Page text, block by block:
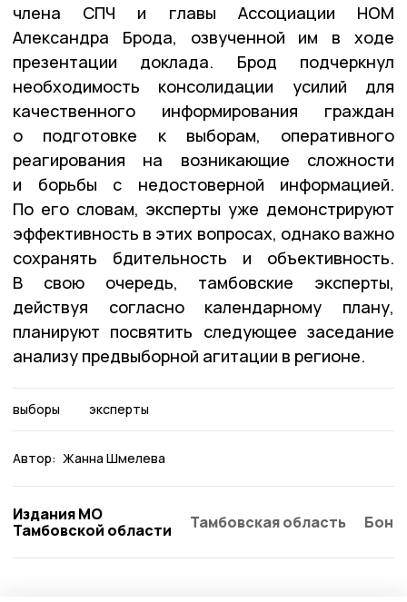
члена СПЧ и главы Ассоциации НОМ
Александра Брода, озвученной им в ходе
презентации доклада. Брод подчеркнул
необходимость консолидации усилий для
качественного информирования граждан
о подготовке к выборам, оперативного
реагирования на возникающие сложности
и борьбы с недостоверной информацией.
По его словам, эксперты уже демонстрируют
эффективность в этих вопросах, однако важно
сохранять бдительность и объективность.
В свою очередь, тамбовские эксперты,
действуя согласно календарному плану,
планируют посвятить следующее заседание
анализу предвыборной агитации в регионе.
выборы эксперты
Автор: Жанна Шмелева
Издания МО
Тамбовской области
Тамбовская область